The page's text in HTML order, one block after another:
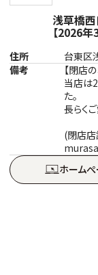
浅草橋
【2026年
住所
台東区
備考
【閉店
当店は
た。
長らく
(閉店
ホーム